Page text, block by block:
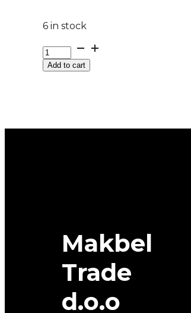
6 in stock
G195/60R15
88H
SPEED
Add to cart
Makbel
Trade
d.o.o